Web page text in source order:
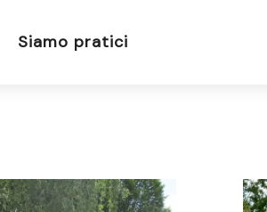
Siamo pratici